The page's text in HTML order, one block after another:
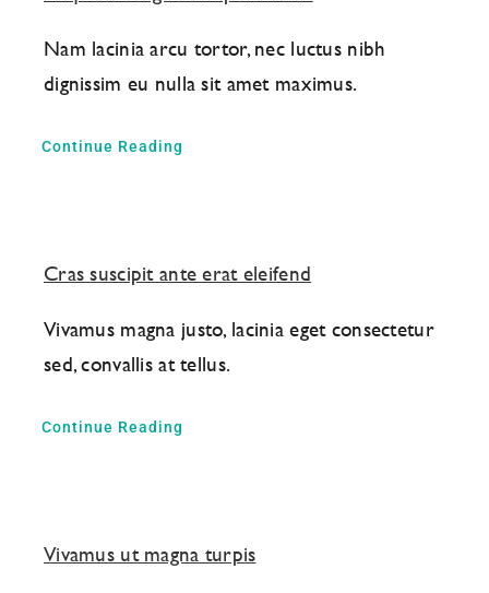
Nam lacinia arcu tortor, nec luctus nibh
dignissim eu nulla sit amet maximus.
Continue Reading
Cras suscipit ante erat eleifend
Vivamus magna justo, lacinia eget consectetur
sed, convallis at tellus.
Continue Reading
Vivamus ut magna turpis